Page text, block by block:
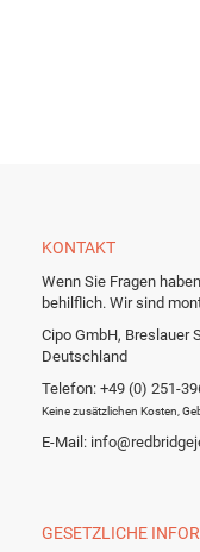
KONTAKT
Wenn Sie Fragen
behilflich. Wir sind
Cipo GmbH, Breslauer
Deutschland
Telefon: +49 (0) 251-
Keine zusätzlichen Kosten,
E-Mail:
GESETZLICHE